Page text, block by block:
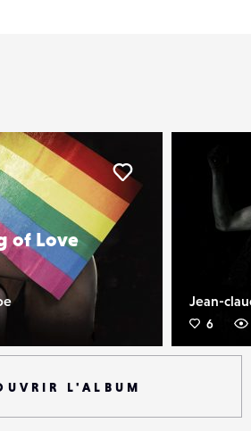
of Love
Jean-
6
L'ALBUM